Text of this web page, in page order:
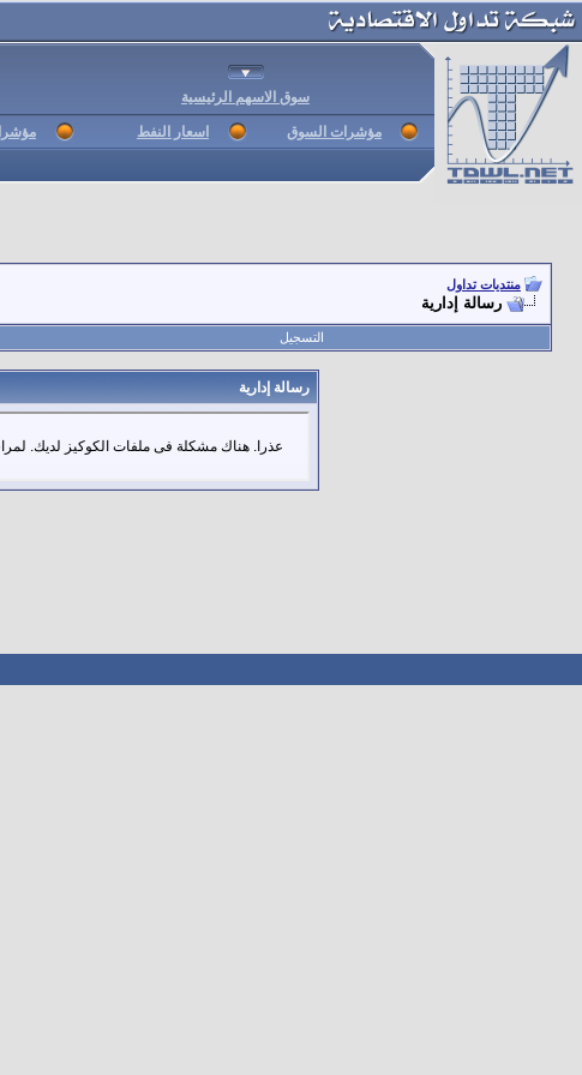
سوق الاسهم الرئيسية
مؤشرات السوق اسعار النفط
منتديات تداول
رسالة إدارية
التسجيل
رسالة إدارية
عذرا. هناك مشكلة فى ملفات الكوكيز لديك.